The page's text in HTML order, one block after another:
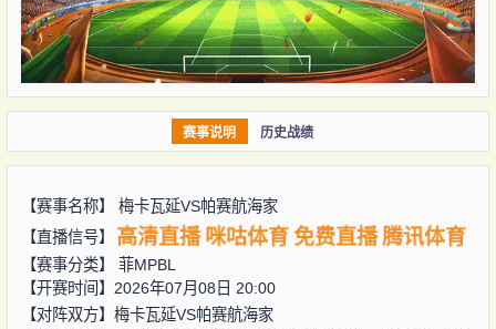
赛事说明 历史战绩
【赛事名称】 梅卡瓦延VS帕赛航海家
【直播信号】
高清直播 咪咕体育 免费直播 腾讯体育
【赛事分类】 菲MPBL
【开赛时间】2026年07月08日 20:00
【对阵双方】 梅卡瓦延VS帕赛航海家